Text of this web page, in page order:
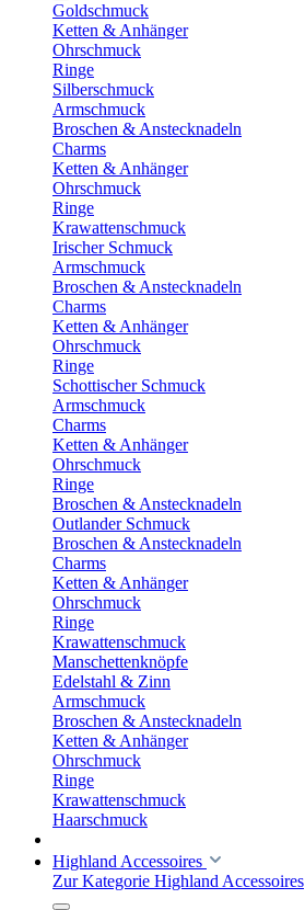
Goldschmuck
Ketten & Anhänger
Ohrschmuck
Ringe
Silberschmuck
Armschmuck
Broschen & Anstecknadeln
Charms
Ketten & Anhänger
Ohrschmuck
Ringe
Krawattenschmuck
Irischer Schmuck
Armschmuck
Broschen & Anstecknadeln
Charms
Ketten & Anhänger
Ohrschmuck
Ringe
Schottischer Schmuck
Armschmuck
Charms
Ketten & Anhänger
Ohrschmuck
Ringe
Broschen & Anstecknadeln
Outlander Schmuck
Broschen & Anstecknadeln
Charms
Ketten & Anhänger
Ohrschmuck
Ringe
Krawattenschmuck
Manschettenknöpfe
Edelstahl & Zinn
Armschmuck
Broschen & Anstecknadeln
Ketten & Anhänger
Ohrschmuck
Ringe
Krawattenschmuck
Haarschmuck
Highland Accessoires
Zur Kategorie Highland Accessoires